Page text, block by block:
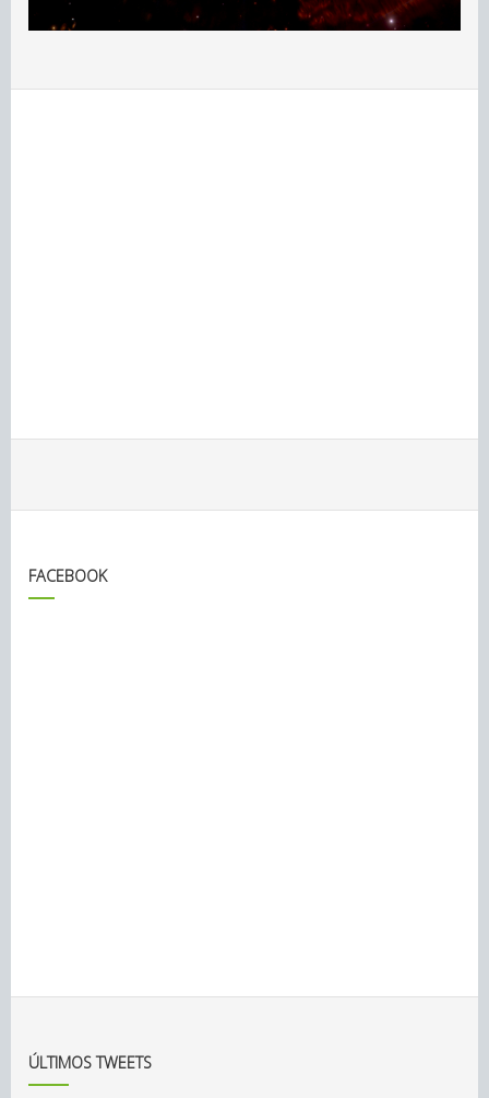
FACEBOOK
ÚLTIMOS TWEETS